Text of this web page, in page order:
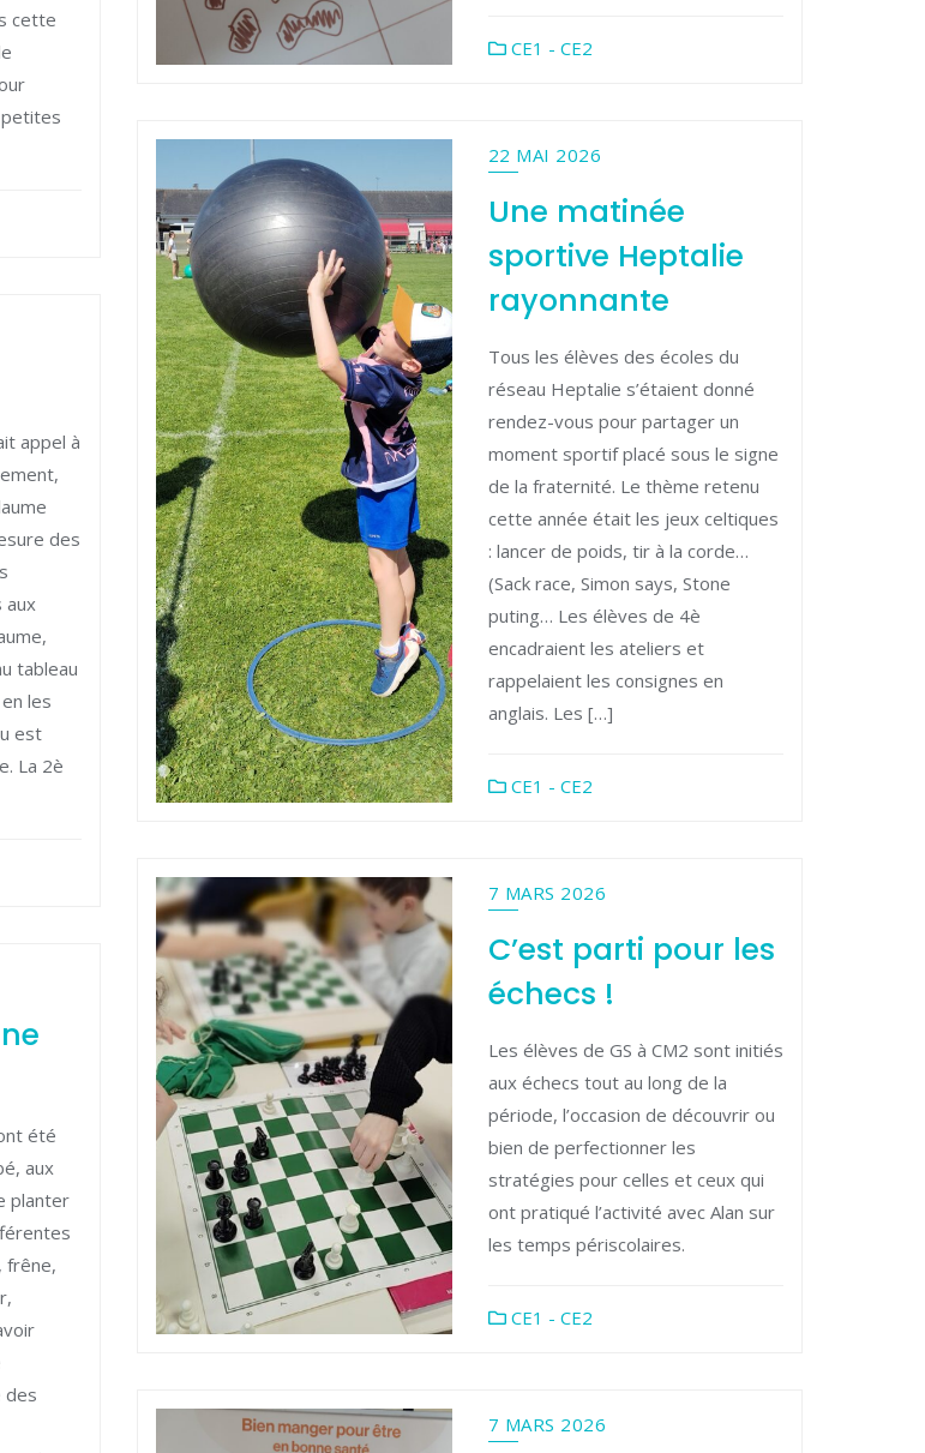
cette
CE1 - CE2
22 MAI 2026
Une matinée
sportive Heptalie
rayonnante
Tous les élèves des écoles du
réseau Heptalie s’étaient donné
rendez-vous pour partager un
moment sportif placé sous le signe
de la fraternité. Le thème retenu
cette année était les jeux celtiques
: lancer de poids, tir à la corde…
(Sack race, Simon says, Stone
puting… Les élèves de 4è
encadraient les ateliers et
rappelaient les consignes en
anglais. Les […]
CE1 - CE2
appel à
des
aux
tableau
les
est
La 2è
7 MARS 2026
C’est parti pour les
échecs !
Les élèves de GS à CM2 sont initiés
aux échecs tout au long de la
période, l’occasion de découvrir ou
bien de perfectionner les
stratégies pour celles et ceux qui
ont pratiqué l’activité avec Alan sur
les temps périscolaires.
CE1 - CE2
été
aux
planter
frêne,
des
7 MARS 2026